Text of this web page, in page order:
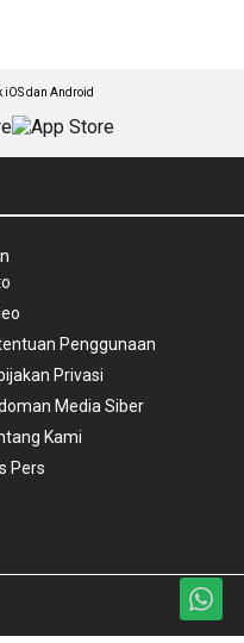
dan Android
Penggunaan
Privasi
Media Siber
Kami
Pers